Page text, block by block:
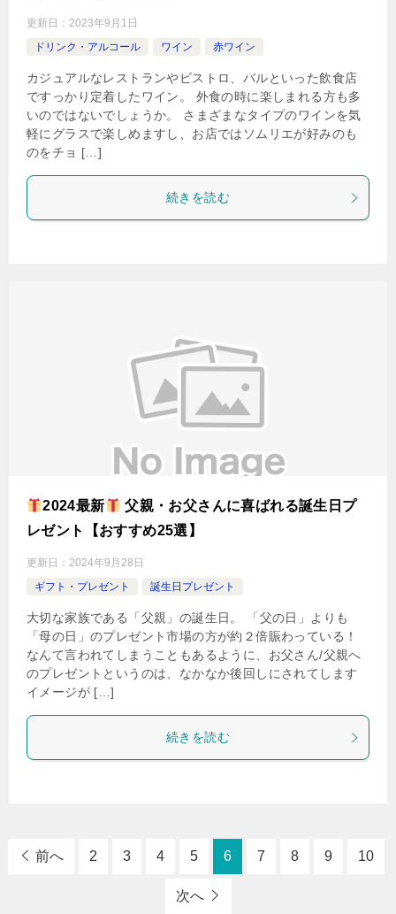
更新日： 2023年9月1日
ドリンク・アルコール
ワイン 赤ワイン
カジュアルなレストランやビストロ、バルといった飲食店
ですっかり定着したワイン。 外食の時に楽しまれる方も多
いのではないでしょうか。 さまざまなタイプのワインを気
軽にグラスで楽しめますし、お店ではソムリエが好みのも
のをチョ […]
続きを読む
2024最新
父親・お父さんに喜ばれる誕生日プ
レゼント【おすすめ25選】
更新日： 2024年9月28日
ギフト・プレゼント
誕生日プレゼント
大切な家族である「父親」の誕生日。 「父の日」よりも
「母の日」のプレゼント市場の方が約２倍賑わっている！
なんて言われてしまうこともあるように、お父さん/父親へ
のプレゼントというのは、なかなか後回しにされてします
イメージが […]
続きを読む
前へ 2 3 4 5 6 7 8 9 10
次へ